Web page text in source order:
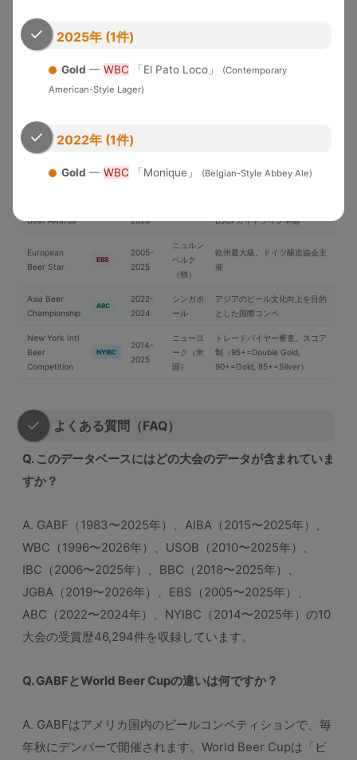
2025年 (1件)
Gold — WBC 「El Pato Loco」
(Contemporary
American-Style Lager)
2022年 (1件)
Gold — WBC 「Monique」 (Belgian-Style Abbey Ale)
U.S. Open
Championship
2025
National Champion選出
Beer Cup
Challenge
BBC
2025
ルギー）
Beer Awards
2026
BJCPガイドライン準拠
European
Beer Star
EBS
2005-
2025
ニュルン
ベルク
（独）
欧州最大級。ドイツ醸造協会主
催
Asia Beer
Championship
ABC
2022-
2024
シンガポ
ール
アジアのビール文化向上を目的
とした国際コンペ
New York Intl
Beer
Competition
NYIBC
2014-
2025
ニューヨ
ーク（米
国）
トレードバイヤー審査。スコア
制（95+=Double Gold,
90+=Gold, 85+=Silver）
よくある質問（FAQ）
Q. このデータベースにはどの大会のデータが含まれていま
すか？
A. GABF（1983〜2025年）、AIBA（2015〜2025年）、
WBC（1996〜2026年）、USOB（2010〜2025年）、
IBC（2006〜2025年）、BBC（2018〜2025年）、
JGBA（2019〜2026年）、EBS（2005〜2025年）、
ABC（2022〜2024年）、NYIBC（2014〜2025年）の10
大会の受賞歴46,294件を収録しています。
Q. GABFとWorld Beer Cupの違いは何ですか？
A. GABFはアメリカ国内のビールコンペティションで、毎
年秋にデンバーで開催されます。World Beer Cupは「ビ